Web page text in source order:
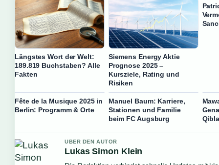
Längstes Wort der Welt:
189.819 Buchstaben? Alle
Fakten
Siemens Energy Aktie
Prognose 2025 –
Kursziele, Rating und
Risiken
Fête de la Musique 2025 in
Berlin: Programm & Orte
Manuel Baum: Karriere,
Stationen und Familie
beim FC Augsburg
UBER DEN AUTOR
Lukas Simon Klein